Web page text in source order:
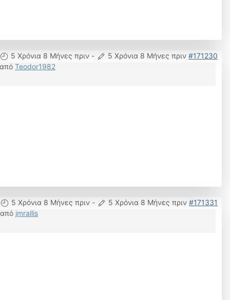
5 Χρόνια 8 Μήνες πριν - 5 Χρόνια 8 Μήνες πριν #171230
από Teodor1982
5 Χρόνια 8 Μήνες πριν - 5 Χρόνια 8 Μήνες πριν #171331
από jmrallis